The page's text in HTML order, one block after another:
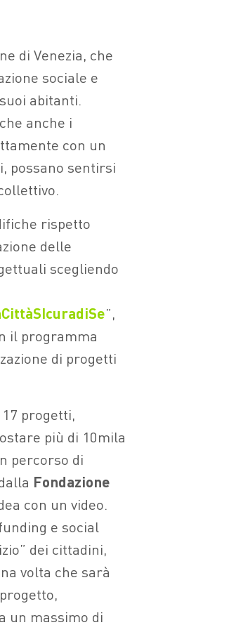
di Venezia, che
sociale e
abitanti.
anche i
con un
possano sentirsi
rispetto
delle
scegliendo
”,
il programma
di progetti
progetti,
più di 10mila
percorso di
Fondazione
con un video.
e social
dei cittadini,
volta che sarà
un massimo di